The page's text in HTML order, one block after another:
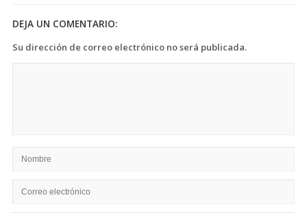
DEJA UN COMENTARIO:
Su dirección de correo electrónico no será publicada.